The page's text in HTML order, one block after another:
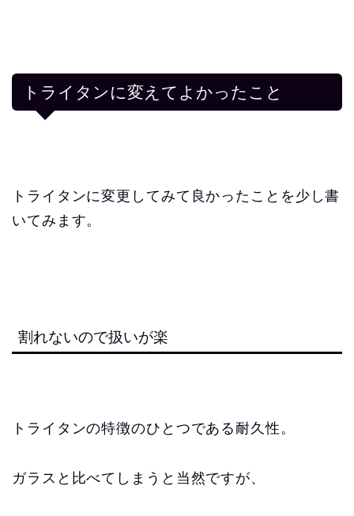
トライタンに変えてよかったこと
トライタンに変更してみて良かったことを少し書
いてみます。
割れないので扱いが楽
トライタンの特徴のひとつである耐久性。
ガラスと比べてしまうと当然ですが、